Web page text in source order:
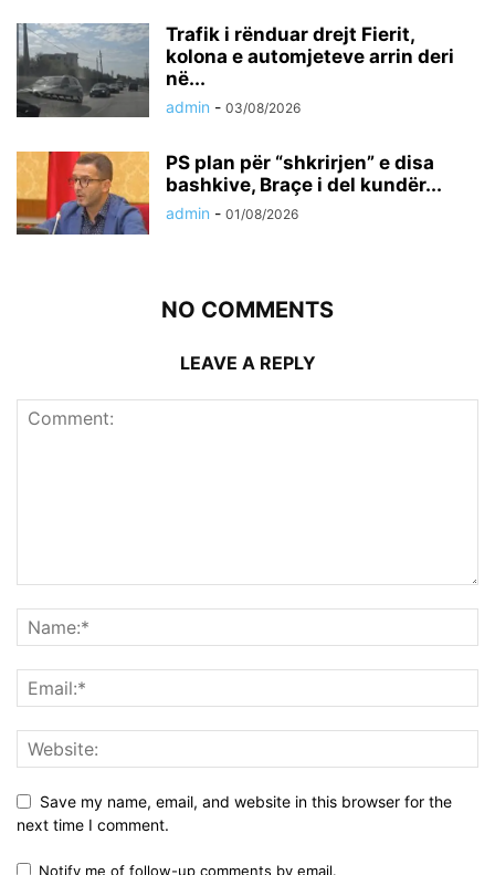
Trafik i rënduar drejt Fierit,
kolona e automjeteve arrin deri
në...
admin - 03/08/2026
PS plan për “shkrirjen” e disa
bashkive, Braçe i del kundër...
admin - 01/08/2026
NO COMMENTS
LEAVE A REPLY
Save my name, email, and website in this browser for the
next time I comment.
Notify me of follow-up comments by email.